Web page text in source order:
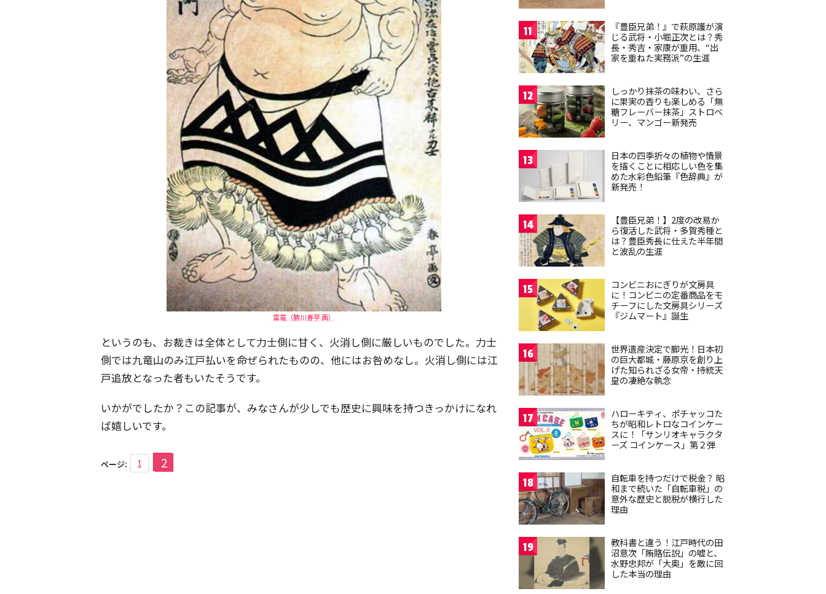
雷電（勝川春亭 画）
というのも、お裁きは全体として力士側に甘く、火消し側に厳しいものでした。力士
側では九竜山のみ江戸払いを命ぜられたものの、他にはお咎めなし。火消し側には江
戸追放となった者もいたそうです。
いかがでしたか？この記事が、みなさんが少しでも歴史に興味を持つきっかけになれ
ば嬉しいです。
ページ: 1 2
11
『豊臣兄弟！』で萩原護が演
じる武将・小堀正次とは？秀
長・秀吉・家康が重用、“出
家を重ねた実務派”の生涯
12
しっかり抹茶の味わい、さら
に果実の香りも楽しめる「無
糖フレーバー抹茶」ストロベ
リー、マンゴー新発売
13
日本の四季折々の植物や情景
を描くことに相応しい色を集
めた水彩色鉛筆『色辞典』が
新発売！
14
【豊臣兄弟！】2度の改易か
ら復活した武将・多賀秀種と
は？豊臣秀長に仕えた半年間
と波乱の生涯
15
コンビニおにぎりが文房具
に！コンビニの定番商品をモ
チーフにした文房具シリーズ
『ジムマート』誕生
16
世界遺産決定で脚光！日本初
の巨大都城・藤原京を創り上
げた知られざる女帝・持統天
皇の凄絶な執念
17
ハローキティ、ポチャッコた
ちが昭和レトロなコインケー
スに！「サンリオキャラクタ
ーズ コインケース」第２弾
18
自転車を持つだけで税金？ 昭
和まで続いた「自転車税」の
意外な歴史と脱税が横行した
理由
19
教科書と違う！江戸時代の田
沼意次「賄賂伝説」の嘘と、
水野忠邦が「大奥」を敵に回
した本当の理由